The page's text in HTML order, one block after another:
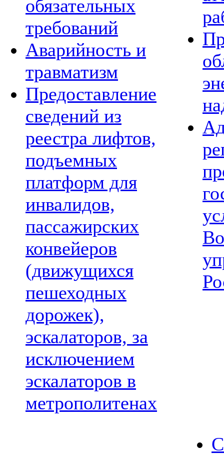
обязательных
требований
Аварийность и
травматизм
Предоставление
сведений из
реестра лифтов,
подъемных
платформ для
инвалидов,
пассажирских
конвейеров
(движущихся
пешеходных
дорожек),
эскалаторов, за
исключением
эскалаторов в
метрополитенах